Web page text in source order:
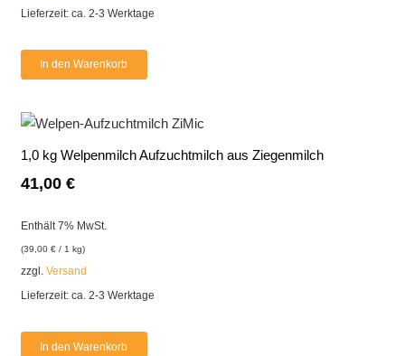
Lieferzeit: ca. 2-3 Werktage
In den Warenkorb
1,0 kg Welpenmilch Aufzuchtmilch aus Ziegenmilch
41,00 €
Enthält 7% MwSt.
(39,00 €/ 1 kg)
zzgl. Versand
Lieferzeit: ca. 2-3 Werktage
In den Warenkorb